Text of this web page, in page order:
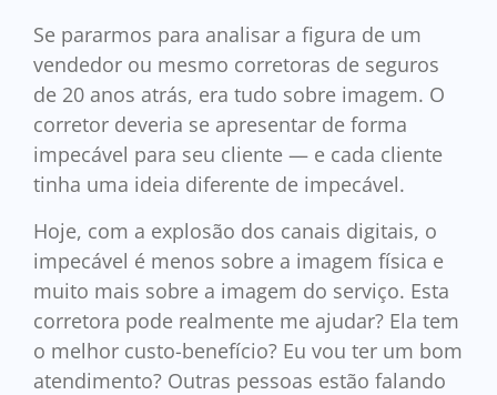
Se pararmos para analisar a figura de um
vendedor ou mesmo corretoras de seguros
de 20 anos atrás, era tudo sobre imagem. O
corretor deveria se apresentar de forma
impecável para seu cliente — e cada cliente
tinha uma ideia diferente de impecável.
Hoje, com a explosão dos canais digitais, o
impecável é menos sobre a imagem física e
muito mais sobre a imagem do serviço. Esta
corretora pode realmente me ajudar? Ela tem
o melhor custo-benefício? Eu vou ter um bom
atendimento? Outras pessoas estão falando